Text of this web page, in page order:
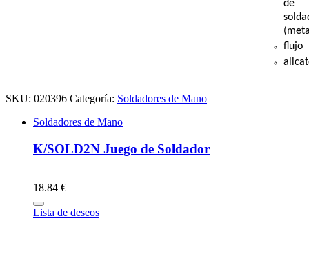
de
flujo
SKU: 020396 Categoría: Soldadores de Mano
Soldadores de Mano
K/SOLD2N Juego de Soldador
18.84 €
Lista de deseos